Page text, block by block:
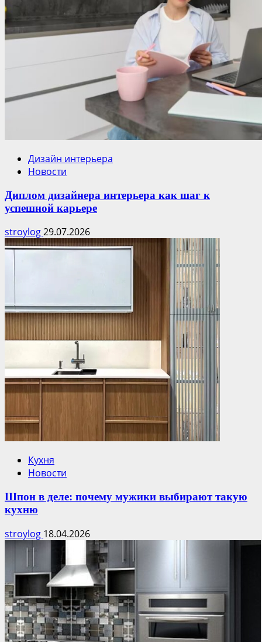
Дизайн интерьера
Новости
Диплом дизайнера интерьера как шаг к
успешной карьере
stroylog29.07.2026
Кухня
Новости
Шпон в деле: почему мужики выбирают такую
кухню
stroylog 18.04.2026